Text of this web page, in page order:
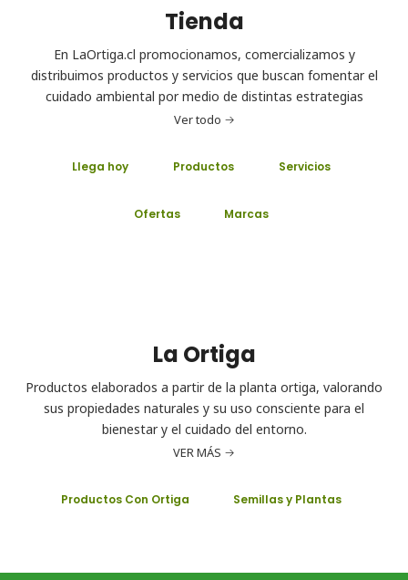
Tienda
En LaOrtiga.cl promocionamos, comercializamos y
distribuimos productos y servicios que buscan fomentar el
cuidado ambiental por medio de distintas estrategias
Ver todo
Llega hoy Productos Servicios
Ofertas Marcas
La Ortiga
Productos elaborados a partir de la planta ortiga, valorando
sus propiedades naturales y su uso consciente para el
bienestar y el cuidado del entorno.
VER MÁS
Productos Con Ortiga Semillas y Plantas